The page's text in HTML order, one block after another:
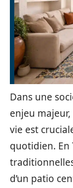
Dans une
enjeu majeur,
vie est
quotidien. En
d’un patio